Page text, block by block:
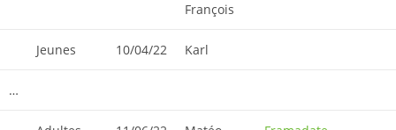
François
Jeunes 10/04/22 Karl
…